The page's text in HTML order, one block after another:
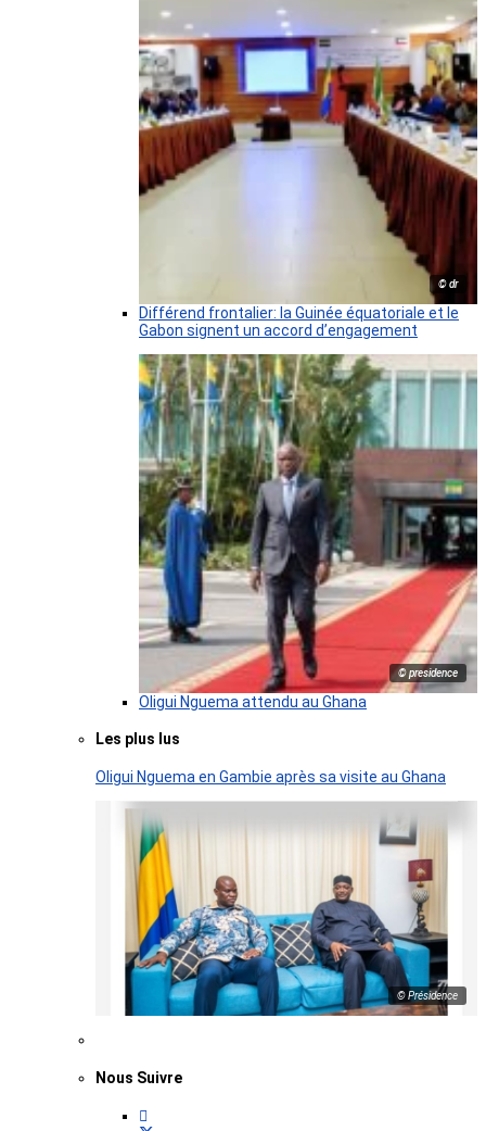
© dr
Différend frontalier: la Guinée équatoriale et le
Gabon signent un accord d’engagement
© presidence
Oligui Nguema attendu au Ghana
Les plus lus
Oligui Nguema en Gambie après sa visite au Ghana
© Présidence
Nous Suivre